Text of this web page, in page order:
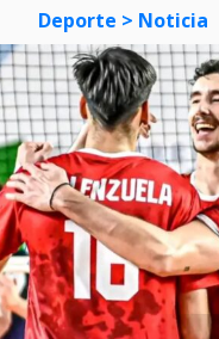
Deporte > Noticia